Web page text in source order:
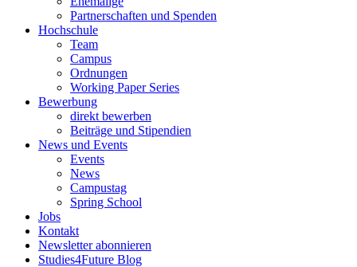
Partnerschaften und Spenden
Hochschule
Team
Campus
Ordnungen
Working Paper Series
Bewerbung
direkt bewerben
Beiträge und Stipendien
News und Events
Events
News
Campustag
Spring School
Jobs
Kontakt
Newsletter abonnieren
Studies4Future Blog